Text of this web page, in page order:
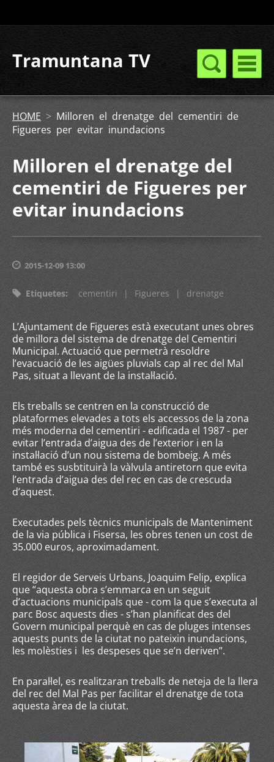
Tramuntana TV
HOME > Milloren el drenatge del cementiri de
Figueres per evitar inundacions
Milloren el drenatge del
cementiri de Figueres per
evitar inundacions
2015-12-09 13:00
Etiquetes: cementiri | Figueres | drenatge
L’Ajuntament de Figueres està executant unes obres
de millora del sistema de drenatge del Cementiri
Municipal. Actuació que permetrà resoldre
l’evacuació de les aigües pluvials cap al rec del Mal
Pas, situat a llevant de la instal·lació.
Els treballs se centren en la construcció de
plataformes elevades a tots els accessos de la zona
més moderna del cementiri - edificada el 1987 - per
evitar l’entrada d’aigua des de l’exterior i en la
instal·lació d’un nou sistema de bombeig. A més
també es susbtituirà la vàlvula antiretorn que evita
l’entrada d’aigua des del rec en cas de crescuda
d’aquest.
Executades pels tècnics municipals de Manteniment
de la via pública i Fisersa, les obres tenen un cost de
35.000 euros, aproximadament.
El regidor de Serveis Urbans, Joaquim Felip, explica
que “aquesta obra s’emmarca en un seguit
d’actuacions municipals que - com la que s’executa al
parc Bosc aquests dies - s’han planificat des del
Govern municipal perquè en cas de pluges intenses
aquests punts de la ciutat no pateixin inundacions,
les molèsties i les despeses que se’n deriven”.
En paral·lel, es realitzaran treballs de neteja de la llera
del rec del Mal Pas per facilitar el drenatge de tota
aquesta àrea de la ciutat.